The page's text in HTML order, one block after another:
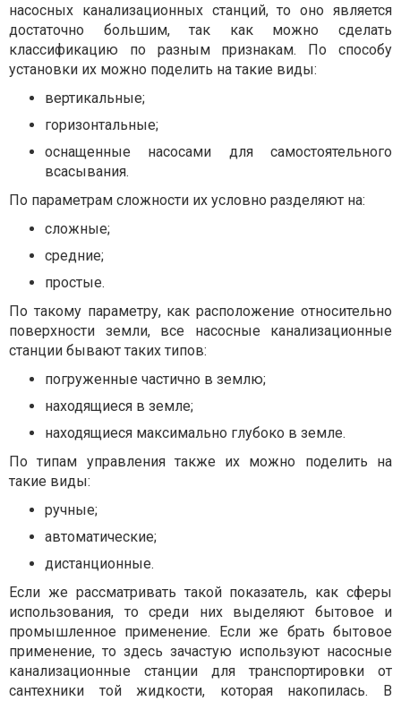
насосных канализационных станций, то оно является
достаточно большим, так как можно сделать
классификацию по разным признакам. По способу
установки их можно поделить на такие виды:
вертикальные;
горизонтальные;
оснащенные насосами для самостоятельного
всасывания.
По параметрам сложности их условно разделяют на:
сложные;
средние;
простые.
По такому параметру, как расположение относительно
поверхности земли, все насосные канализационные
станции бывают таких типов:
погруженные частично в землю;
находящиеся в земле;
находящиеся максимально глубоко в земле.
По типам управления также их можно поделить на
такие виды:
ручные;
автоматические;
дистанционные.
Если же рассматривать такой показатель, как сферы
использования, то среди них выделяют бытовое и
промышленное применение. Если же брать бытовое
применение, то здесь зачастую используют насосные
канализационные станции для транспортировки от
сантехники той жидкости, которая накопилась. В